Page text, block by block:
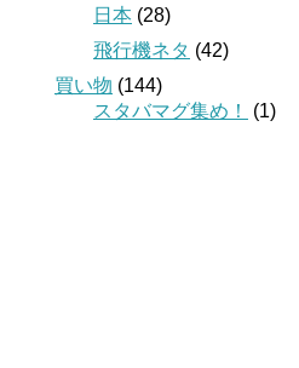
日本 (28)
飛行機ネタ (42)
買い物 (144)
スタバマグ集め！
(1)